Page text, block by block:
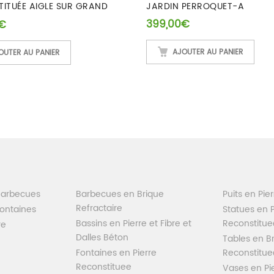
AIGLE SUR GRAND
AU PANIER
JARDIN PERROQUET-A
399,00€
AJOUTER AU PANIER
Barbecues en Brique
Refractaire
Bassins en Pierre et Fibre et
Dalles Béton
Fontaines en Pierre
Reconstituee
Puits en
Statues en
Tables en
Vases en